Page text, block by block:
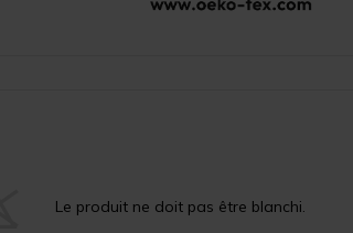
Le produit ne doit pas être blanchi.